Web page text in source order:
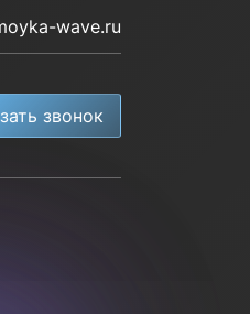
wave.ru
звонок